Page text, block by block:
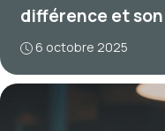
différence et
6 octobre 2025